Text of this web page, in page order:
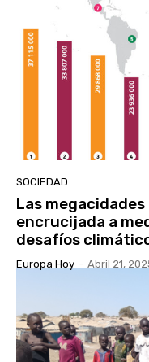
SOCIEDAD
Las megacidades
encrucijada a
desafíos
Europa Hoy - Abril 21,